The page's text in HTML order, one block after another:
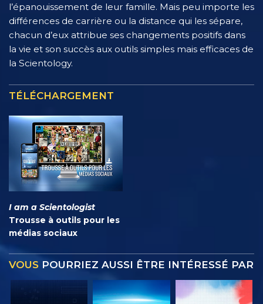
l’épanouissement de leur famille. Mais peu importe les
différences de carrière ou la distance qui les sépare,
chacun d’eux attribue ses changements positifs dans
la vie et son succès aux outils simples mais efficaces de
la Scientology.
TÉLÉCHARGEMENT
I am a Scientologist
Trousse à outils pour les
médias sociaux
VOUS POURRIEZ AUSSI ÊTRE INTÉRESSÉ PAR